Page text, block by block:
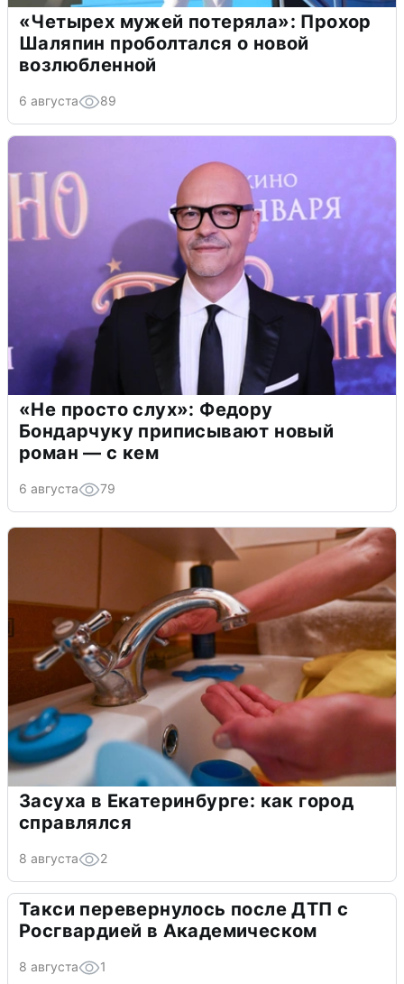
«Четырех мужей потеряла»: Прохор
Шаляпин проболтался о новой
возлюбленной
6 августа 89
«Не просто слух»: Федору
Бондарчуку приписывают новый
роман — с кем
6 августа 79
Засуха в Екатеринбурге: как город
справлялся
8 августа 2
Такси перевернулось после ДТП с
Росгвардией в Академическом
8 августа 1